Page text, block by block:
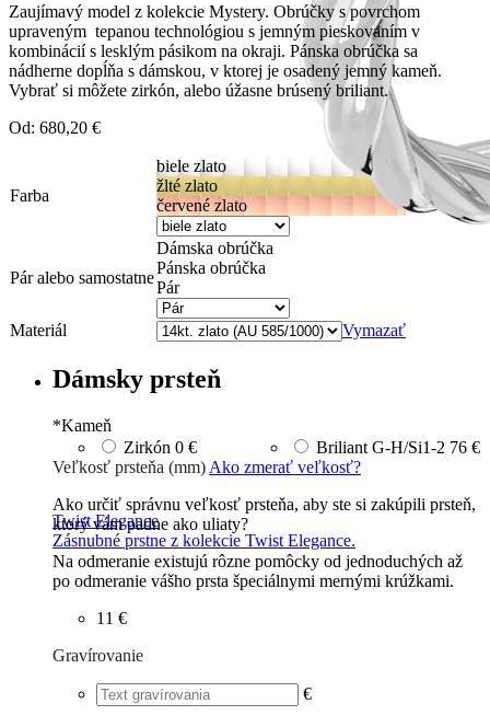
Twist Elegance
Zásnubné prstne z kolekcie Twist Elegance.
Zaujímavý model z kolekcie Mystery. Obrúčky s povrchom
upraveným tepanou technológiou s jemným pieskovaním v
kombinácií s lesklým pásikom na okraji. Pánska obrúčka sa
nádherne dopĺňa s dámskou, v ktorej je osadený jemný kameň.
Vybrať si môžete zirkón, alebo úžasne brúsený briliant.
Od: 680,20 €
Farba
biele zlato
žlté zlato
červené zlato
Pár alebo samostatne
Dámska obrúčka
Pánska obrúčka
Pár
Materiál Vymazať
Dámsky prsteň
*Kameň
Zirkón 0 € Briliant G-H/Si1-2 76 €
Veľkosť prsteňa (mm) Ako zmerať veľkosť?
Ako určiť správnu veľkosť prsteňa, aby ste si zakúpili prsteň,
ktorý vám padne ako uliaty?
Na odmeranie existujú rôzne pomôcky od jednoduchých až
po odmeranie vášho prsta špeciálnymi mernými krúžkami.
11 €
Gravírovanie
€